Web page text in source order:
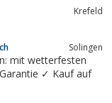
Rucksack aus
Krefeld
Solingen
mit wetterfesten
✓ Kauf auf